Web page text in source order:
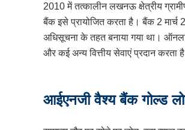
2010 में तत्कालीन लखनऊ क्षेत्रीय
बैंक इसे प्रायोजित करता है। बैंक 2 मार्च
अधिसूचना के तहत बनाया गया था।
और कई अन्य वित्तीय सेवाएं प्रदान करता
आईएनजी वैश्य बैंक गोल्ड